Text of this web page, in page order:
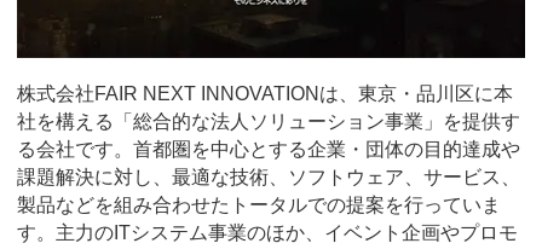
株式会社FAIR NEXT INNOVATIONは、東京・品川区に本
社を構える「総合的な法人ソリューション事業」を提供す
る会社です。首都圏を中心とする企業・団体の目的達成や
課題解決に対し、最適な技術、ソフトウェア、サービス、
製品などを組み合わせたトータルでの提案を行っていま
す。主力のITシステム事業のほか、イベント企画やプロモ